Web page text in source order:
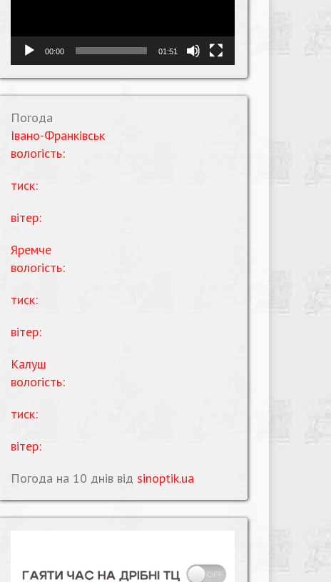
00:00 01:51
Погода
Івано-Франківськ
вологість:
тиск:
вітер:
Яремче
вологість:
тиск:
вітер:
Калуш
вологість:
тиск:
вітер:
Погода на 10 днів від sinoptik.ua